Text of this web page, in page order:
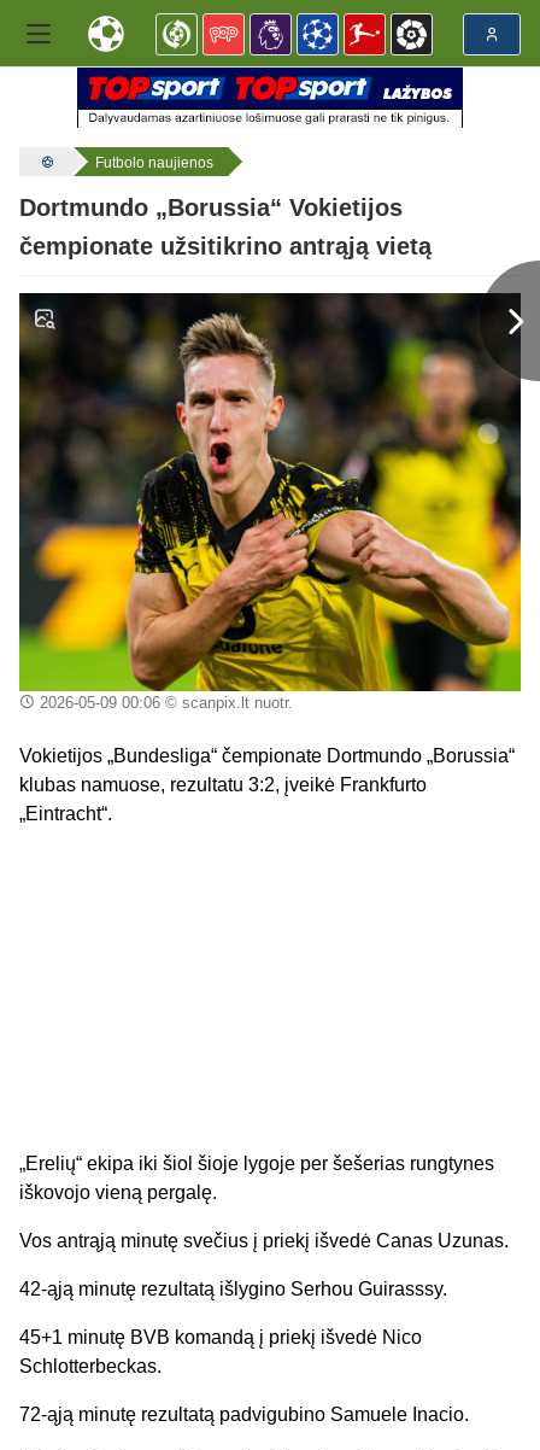
Futbolo naujienos
Dortmundo „Borussia“ Vokietijos
čempionate užsitikrino antrąją vietą
2026-05-09 00:06© scanpix.lt nuotr.
Vokietijos „Bundesliga“ čempionate Dortmundo „Borussia“
klubas namuose, rezultatu 3:2, įveikė Frankfurto
„Eintracht“.
„Erelių“ ekipa iki šiol šioje lygoje per šešerias rungtynes
iškovojo vieną pergalę.
Vos antrąją minutę svečius į priekį išvedė Canas Uzunas.
42-ąją minutę rezultatą išlygino Serhou Guirasssy.
45+1 minutę BVB komandą į priekį išvedė Nico
Schlotterbeckas.
72-ąją minutę rezultatą padvigubino Samuele Inacio.